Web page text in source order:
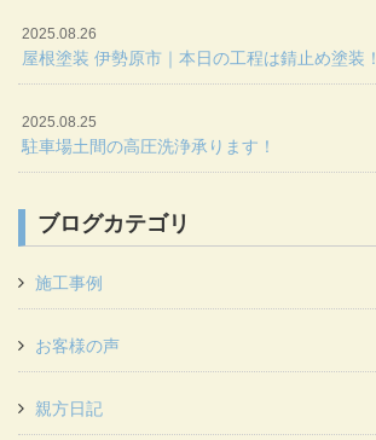
2025.08.26
屋根塗装 伊勢原市｜本日の工程は錆止め塗装！
2025.08.25
駐車場土間の高圧洗浄承ります！
ブログカテゴリ
施工事例
お客様の声
親方日記